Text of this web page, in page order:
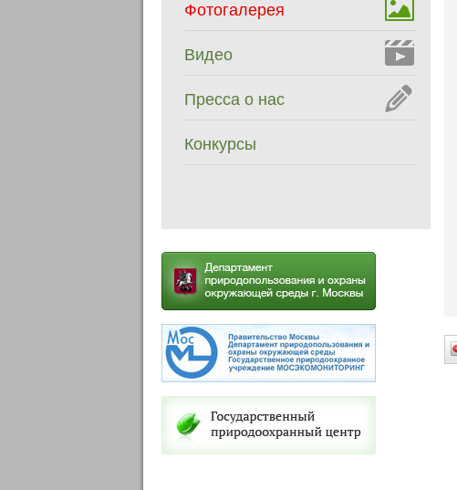
Фотогалерея
Видео
Пресса о нас
Конкурсы